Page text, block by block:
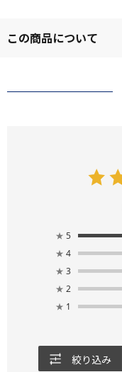
この商品について
★ 5
★ 4
★ 3
★ 2
★ 1
絞り込み